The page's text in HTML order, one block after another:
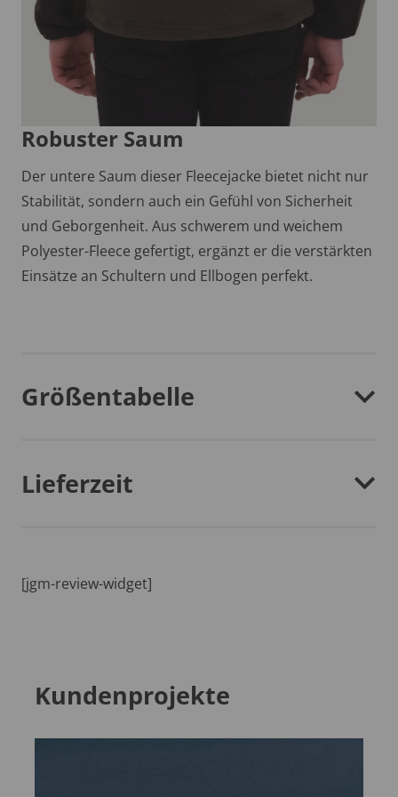
Robuster Saum
Der untere Saum dieser Fleecejacke bietet nicht nur
Stabilität, sondern auch ein Gefühl von Sicherheit
und Geborgenheit. Aus schwerem und weichem
Polyester-Fleece gefertigt, ergänzt er die verstärkten
Einsätze an Schultern und Ellbogen perfekt.
Größentabelle
Lieferzeit
[jgm-review-widget]
Kundenprojekte